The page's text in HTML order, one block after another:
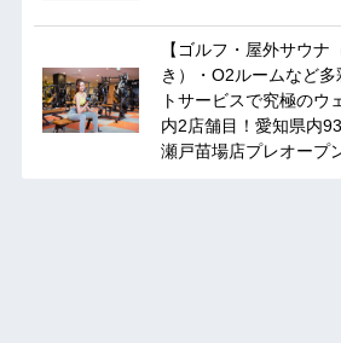
【ゴルフ・屋外サウ
き）・O2ルームなど
トサービスで究極のウ
内2店舗目！愛知県内
瀬戸苗場店プレオープ